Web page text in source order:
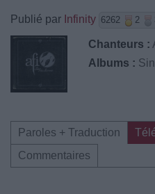
Publié par Infinity 6262 2
Chanteurs :
Albums :
Paroles + Traduction
Commentaires